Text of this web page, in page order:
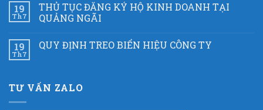
19
Th7
THỦ TỤC ĐĂNG KÝ HỘ KINH DOANH TẠI
QUẢNG NGÃI
19
Th7
QUY ĐỊNH TREO BIỂN HIỆU CÔNG TY
TƯ VẤN ZALO